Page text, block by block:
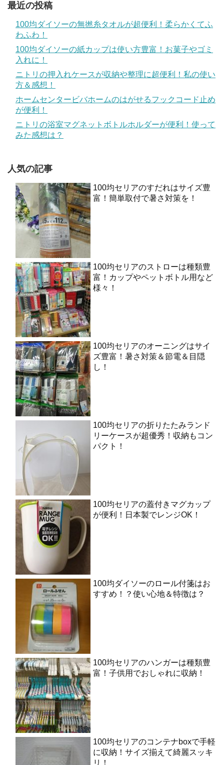
最近の投稿
100均ダイソーの無撚糸タオルが超便利！柔らかくてふ
わふわ！
100均ダイソーの紙カップは使い方豊富！お菓子やゴミ
入れに！
ニトリの押入れケースが収納や整理に超便利！私の使い
方＆感想！
ホームセンタービバホームのはがせるフックコード止め
が便利！
ニトリの浴室マグネットボトルホルダーが便利！使って
みた感想は？
人気の記事
100均セリアのすだれはサイズ豊
富！簡単取付で暑さ対策を！
100均セリアのストローは種類豊
富！カップやペットボトル用など
様々！
100均セリアのオーニングはサイ
ズ豊富！暑さ対策＆節電＆目隠
し！
100均セリアの折りたたみランド
リーケースが超優秀！収納もコン
パクト！
100均セリアの蓋付きマグカップ
が便利！日本製でレンジOK！
100均ダイソーのロール付箋はお
すすめ！？使い心地＆特徴は？
100均セリアのハンガーは種類豊
富！子供用でおしゃれに収納！
100均セリアのコンテナboxで手軽
に収納！サイズ揃えて綺麗スッキ
リ！